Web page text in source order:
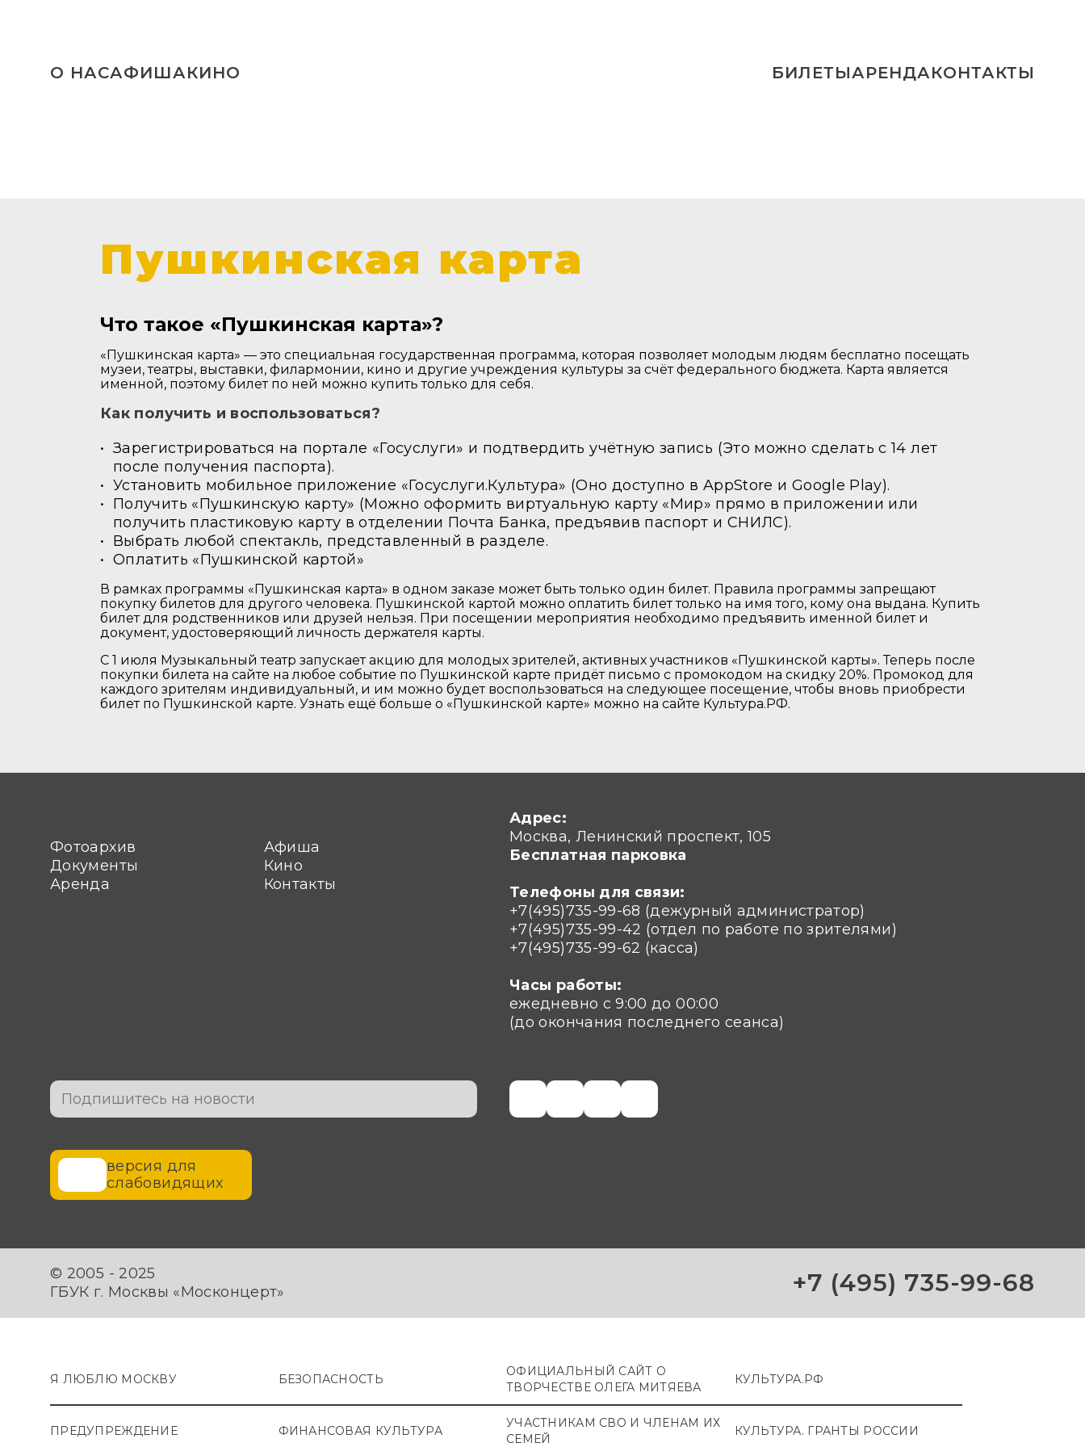
О НАСАФИШАКИНО БИЛЕТЫАРЕНДАКОНТАКТЫ
Пушкинская карта
Что такое «Пушкинская карта»?
«Пушкинская карта» — это специальная государственная программа, которая позволяет молодым людям бесплатно посещать
музеи, театры, выставки, филармонии, кино и другие учреждения культуры за счёт федерального бюджета. Карта является
именной, поэтому билет по ней можно купить только для себя.
Как получить и воспользоваться?
Зарегистрироваться на портале «Госуслуги» и подтвердить учётную запись (Это можно сделать с 14 лет
после получения паспорта).
Установить мобильное приложение «Госуслуги.Культура» (Оно доступно в AppStore и Google Play).
Получить «Пушкинскую карту» (Можно оформить виртуальную карту «Мир» прямо в приложении или
получить пластиковую карту в отделении Почта Банка, предъявив паспорт и СНИЛС).
Выбрать любой спектакль, представленный в разделе.
Оплатить «Пушкинской картой»
В рамках программы «Пушкинская карта» в одном заказе может быть только один билет. Правила программы запрещают
покупку билетов для другого человека. Пушкинской картой можно оплатить билет только на имя того, кому она выдана. Купить
билет для родственников или друзей нельзя. При посещении мероприятия необходимо предъявить именной билет и
документ, удостоверяющий личность держателя карты.
С 1 июля Музыкальный театр запускает акцию для молодых зрителей, активных участников «Пушкинской карты». Теперь после
покупки билета на сайте на любое событие по Пушкинской карте придёт письмо с промокодом на скидку 20%. Промокод для
каждого зрителям индивидуальный, и им можно будет воспользоваться на следующее посещение, чтобы вновь приобрести
билет по Пушкинской карте. Узнать ещё больше о «Пушкинской карте» можно на сайте Культура.РФ.
Фотоархив
Документы
Аренда
Афиша
Кино
Контакты
Адрес:
Москва, Ленинский проспект, 105
Бесплатная парковка
Телефоны для связи:
+7(495)735-99-68 (дежурный администратор)
+7(495)735-99-42 (отдел по работе по зрителями)
+7(495)735-99-62 (касса)
Часы работы:
ежедневно с 9:00 до 00:00
(до окончания последнего сеанса)
версия для
слабовидящих
© 2005 - 2025
ГБУК г. Москвы «Москонцерт»
+7 (495) 735-99-68
Я ЛЮБЛЮ МОСКВУ БЕЗОПАСНОСТЬ
ОФИЦИАЛЬНЫЙ САЙТ О
ТВОРЧЕСТВЕ ОЛЕГА МИТЯЕВА
КУЛЬТУРА.РФ
ПРЕДУПРЕЖДЕНИЕ ФИНАНСОВАЯ КУЛЬТУРА
УЧАСТНИКАМ СВО И ЧЛЕНАМ ИХ
СЕМЕЙ
КУЛЬТУРА. ГРАНТЫ РОССИИ